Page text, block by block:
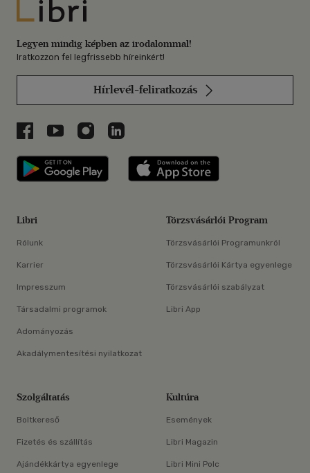
Libri
Legyen mindig képben az irodalommal!
Iratkozzon fel legfrissebb híreinkért!
Hírlevél-feliratkozás
Libri a Facebookon
Libri a Youtube-on
Libri az Instagramon
Libri a LinkedInen
Libri applikáció Szerezd meg: Google
Libri
Rólunk
Karrier
Impresszum
Társadalmi programok
Adományozás
Akadálymentesítési nyilatkozat
Törzsvásárlói Program
Törzsvásárlói Programunkról
Törzsvásárlói Kártya egyenlege
Törzsvásárlói szabályzat
Libri App
Szolgáltatás
Boltkereső
Fizetés és szállítás
Ajándékkártya egyenlege
Kultúra
Események
Libri Magazin
Libri Mini Polc